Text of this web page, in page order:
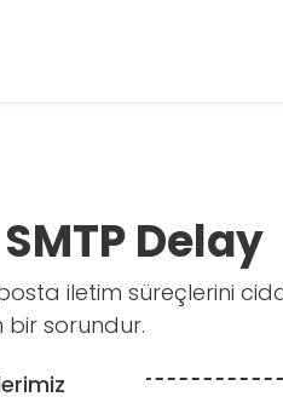
Delay
iletim süreçlerini
bir sorundur.